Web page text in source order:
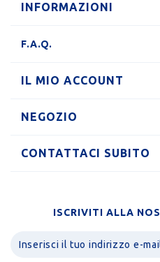
INFORMAZIONI
F.A.Q.
IL MIO ACCOUNT
NEGOZIO
CONTATTACI SUBITO
ISCRIVITI ALLA